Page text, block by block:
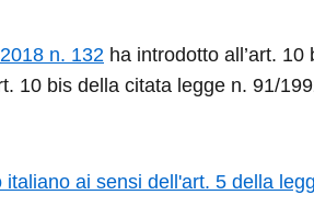
n. 132 ha introdotto all’art.
10 bis della citata legge n. 91/
ai sensi dell'art. 5 della